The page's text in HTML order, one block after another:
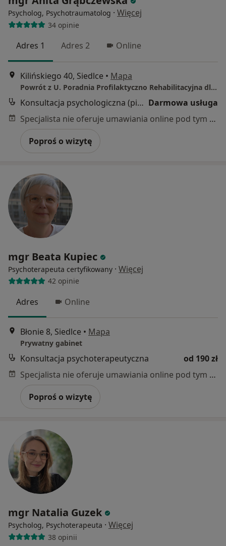
Psycholog, Psychotraumatolog · Więcej
34 opinie
Adres 1 Adres 2 Online
Kilińskiego 40, Siedlce • Mapa
Powrót z U. Poradnia Profilaktyczno Rehabilitacyjna dla Osób Uzależnionych i Współuzależnionych
Konsultacja psychologiczna (pierwsza wizyta) Darmowa usługa
Specjalista nie oferuje umawiania online pod tym adresem.
Poproś o wizytę
mgr Beata Kupiec
Psychoterapeuta certyfikowany · Więcej
42 opinie
Adres Online
Błonie 8, Siedlce • Mapa
Prywatny gabinet
Konsultacja psychoterapeutyczna
od 190 zł
Specjalista nie oferuje umawiania online pod tym adresem.
Poproś o wizytę
mgr Natalia Guzek
Psycholog, Psychoterapeuta · Więcej
38 opinii